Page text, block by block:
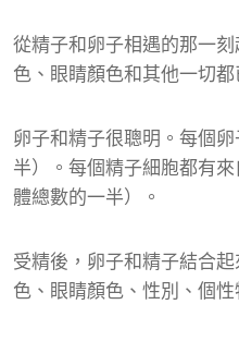
從精子和卵子相遇的那一
色、眼睛顏色和其他一切都
卵子和精子很聰明。 每個
半）。 每個精子細胞都有
體總數的一半）。
受精後，卵子和精子結合
色、眼睛顏色、性別、個性